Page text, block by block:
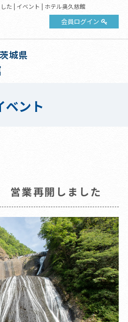
| イベント | ホテル奥久慈館
会員ログイン
城県
ベント
業再開しました